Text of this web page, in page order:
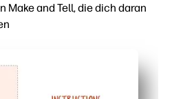
Make and Tell, die dich daran